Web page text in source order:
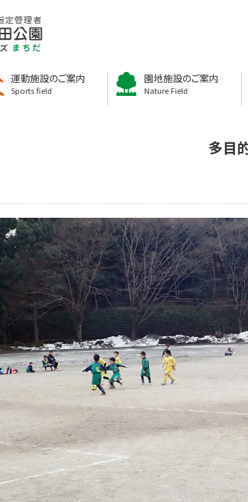
運動施設のご案内
Sports field
園地施設のご案内
Nature Field
多目